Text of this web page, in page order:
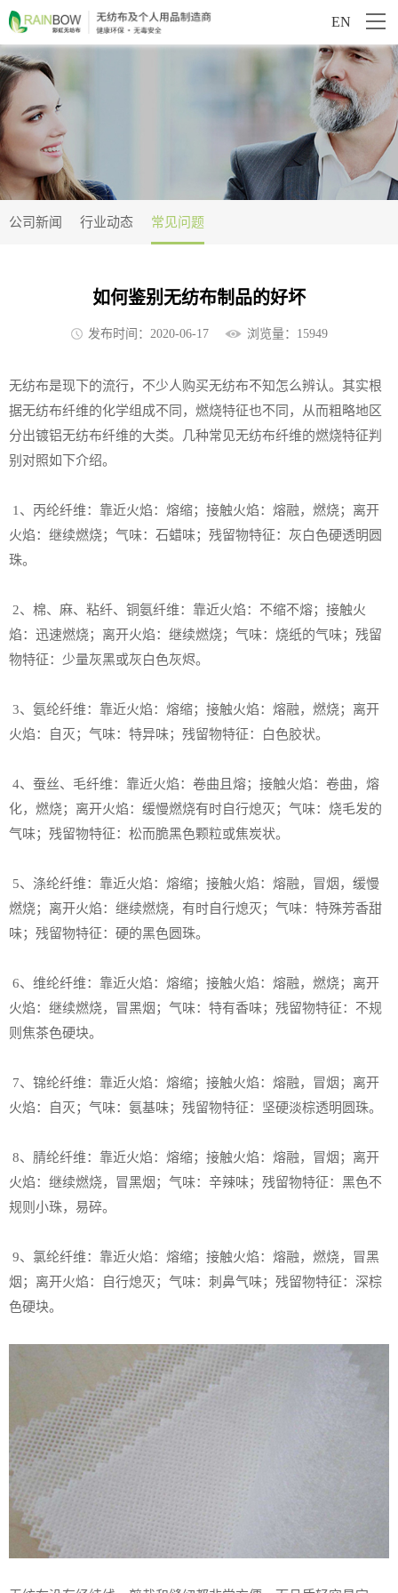
EN
公司新闻 行业动态 常见问题
如何鉴别无纺布制品的好坏
发布时间：2020-06-17 浏览量：15949
无纺布是现下的流行，不少人购买无纺布不知怎么辨认。其实根
据无纺布纤维的化学组成不同，燃烧特征也不同，从而粗略地区
分出镀铝无纺布纤维的大类。几种常见无纺布纤维的燃烧特征判
别对照如下介绍。
1、丙纶纤维：靠近火焰：熔缩；接触火焰：熔融，燃烧；离开
火焰：继续燃烧；气味：石蜡味；残留物特征：灰白色硬透明圆
珠。
2、棉、麻、粘纤、铜氨纤维：靠近火焰：不缩不熔；接触火
焰：迅速燃烧；离开火焰：继续燃烧；气味：烧纸的气味；残留
物特征：少量灰黑或灰白色灰烬。
3、氨纶纤维：靠近火焰：熔缩；接触火焰：熔融，燃烧；离开
火焰：自灭；气味：特异味；残留物特征：白色胶状。
4、蚕丝、毛纤维：靠近火焰：卷曲且熔；接触火焰：卷曲，熔
化，燃烧；离开火焰：缓慢燃烧有时自行熄灭；气味：烧毛发的
气味；残留物特征：松而脆黑色颗粒或焦炭状。
5、涤纶纤维：靠近火焰：熔缩；接触火焰：熔融，冒烟，缓慢
燃烧；离开火焰：继续燃烧，有时自行熄灭；气味：特殊芳香甜
味；残留物特征：硬的黑色圆珠。
6、维纶纤维：靠近火焰：熔缩；接触火焰：熔融，燃烧；离开
火焰：继续燃烧，冒黑烟；气味：特有香味；残留物特征：不规
则焦茶色硬块。
7、锦纶纤维：靠近火焰：熔缩；接触火焰：熔融，冒烟；离开
火焰：自灭；气味：氨基味；残留物特征：坚硬淡棕透明圆珠。
8、腈纶纤维：靠近火焰：熔缩；接触火焰：熔融，冒烟；离开
火焰：继续燃烧，冒黑烟；气味：辛辣味；残留物特征：黑色不
规则小珠，易碎。
9、氯纶纤维：靠近火焰：熔缩；接触火焰：熔融，燃烧，冒黑
烟；离开火焰：自行熄灭；气味：刺鼻气味；残留物特征：深棕
色硬块。